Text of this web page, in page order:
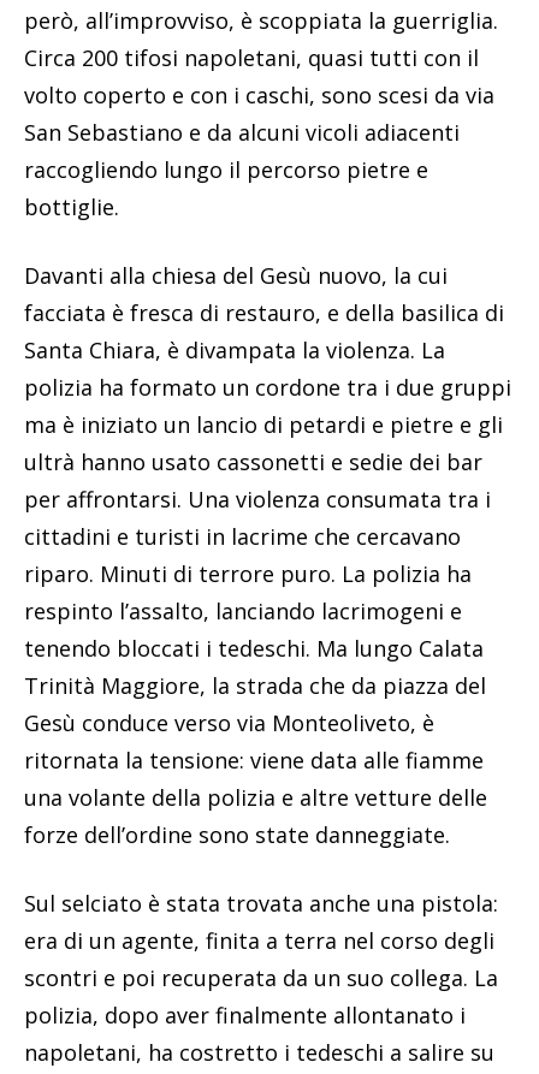
però, all’improvviso, è scoppiata la guerriglia.
Circa 200 tifosi napoletani, quasi tutti con il
volto coperto e con i caschi, sono scesi da via
San Sebastiano e da alcuni vicoli adiacenti
raccogliendo lungo il percorso pietre e
bottiglie.
Davanti alla chiesa del Gesù nuovo, la cui
facciata è fresca di restauro, e della basilica di
Santa Chiara, è divampata la violenza. La
polizia ha formato un cordone tra i due gruppi
ma è iniziato un lancio di petardi e pietre e gli
ultrà hanno usato cassonetti e sedie dei bar
per affrontarsi. Una violenza consumata tra i
cittadini e turisti in lacrime che cercavano
riparo. Minuti di terrore puro. La polizia ha
respinto l’assalto, lanciando lacrimogeni e
tenendo bloccati i tedeschi. Ma lungo Calata
Trinità Maggiore, la strada che da piazza del
Gesù conduce verso via Monteoliveto, è
ritornata la tensione: viene data alle fiamme
una volante della polizia e altre vetture delle
forze dell’ordine sono state danneggiate.
Sul selciato è stata trovata anche una pistola:
era di un agente, finita a terra nel corso degli
scontri e poi recuperata da un suo collega. La
polizia, dopo aver finalmente allontanato i
napoletani, ha costretto i tedeschi a salire su